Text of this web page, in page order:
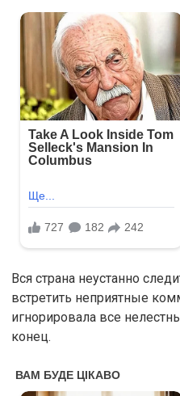
Вся страна неустанно
встретить неприятные
игнорировала все
конец.